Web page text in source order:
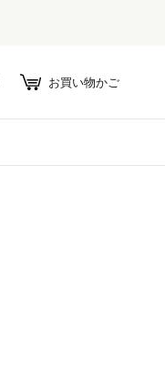
お買い物かご